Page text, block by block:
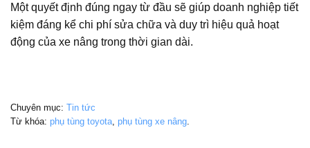
Một quyết định đúng ngay từ đầu sẽ giúp doanh nghiệp tiết
kiệm đáng kể chi phí sửa chữa và duy trì hiệu quả hoạt
động của xe nâng trong thời gian dài.
Chuyên mục: Tin tức
Từ khóa: phụ tùng toyota phụ tùng xe nâng